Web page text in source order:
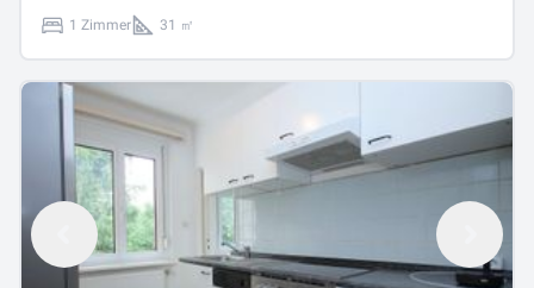
1 Zimmer 31 ㎡